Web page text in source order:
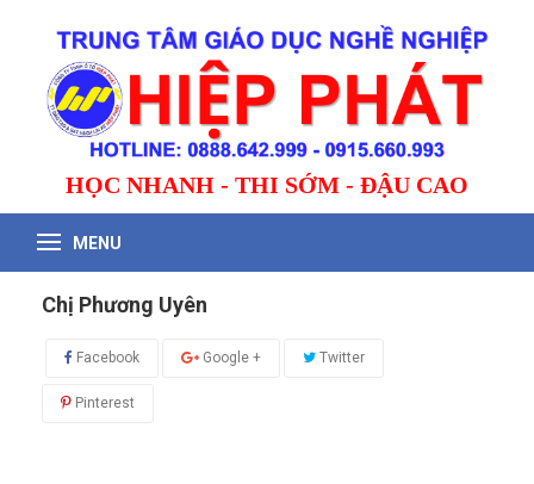
HỌC NHANH - THI SỚM - ĐẬU CAO
MENU
Chị Phương Uyên
Facebook Google + Twitter
Pinterest